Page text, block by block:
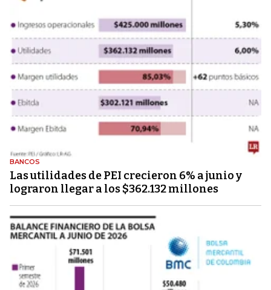
BANCOS
Las utilidades de PEI crecieron 6% a junio y
lograron llegar a los $362.132 millones